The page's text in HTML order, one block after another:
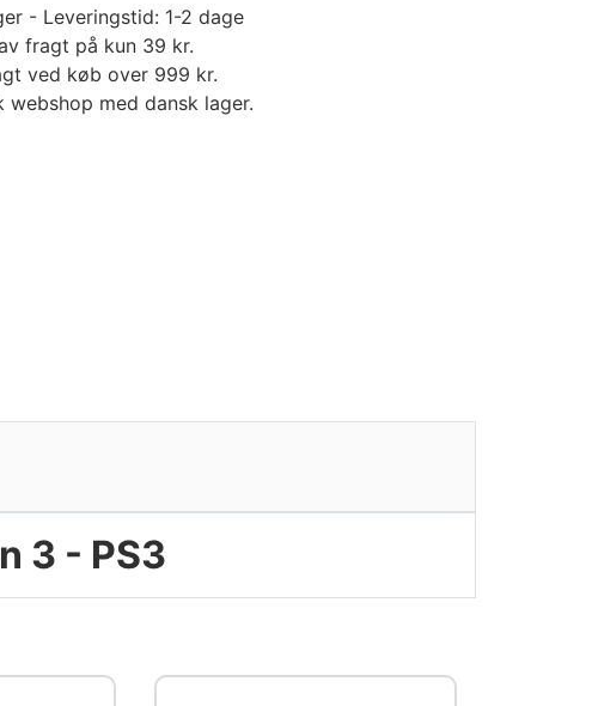
- Leveringstid: 1-2 dage
fragt på kun 39 kr.
ved køb over 999 kr.
webshop med dansk lager.
3 - PS3